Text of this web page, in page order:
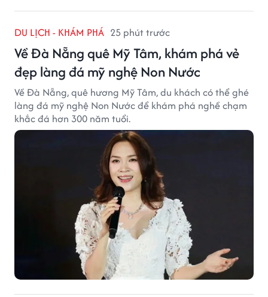
DU LỊCH - KHÁM PHÁ 25 phút trước
Về Đà Nẵng quê Mỹ Tâm, khám phá vẻ
đẹp làng đá mỹ nghệ Non Nước
Về Đà Nẵng, quê hương Mỹ Tâm, du khách có thể ghé
làng đá mỹ nghệ Non Nước để khám phá nghề chạm
khắc đá hơn 300 năm tuổi.